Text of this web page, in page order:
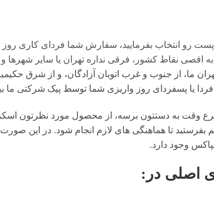
پست رو انتخاب بفرمایید، سفارش شما فردای کاری
نقاط کشور، فرقی نداره تهران یا سایر شهرها
ما، از جنوب و غرب اتوبان آزادگان، و از شرق
روز واريزى شما توسط پیک شرکتی ما بين ساعت ۱۵ تا ٢٠ تحويل
وقت به دستتون برسه، از محصول مورد نظرتون
بفرستید تا هماهنگی های لازم انجام شود. در این
وجود دارد.
اصلی در: